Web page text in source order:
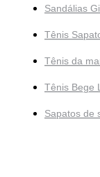
Sandálias
Tênis
Tênis da
Tênis Bege
Sapatos de